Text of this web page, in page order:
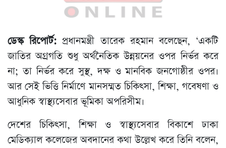
ডেস্ক রিপোর্ট:প্রধানমন্ত্রী তারেক রহমান বলেছেন, ‘একটি
জাতির অগ্রগতি শুধু অর্থনৈতিক উন্নয়নের ওপর নির্ভর করে
না; তা নির্ভর করে সুস্থ, দক্ষ ও মানবিক জনগোষ্ঠীর ওপর।
আর সেই ভিত্তি নির্মাণে মানসম্মত চিকিৎসা, শিক্ষা, গবেষণা ও
আধুনিক স্বাস্থ্যসেবার ভূমিকা অপরিসীম।
দেশের চিকিৎসা, শিক্ষা ও স্বাস্থ্যসেবার বিকাশে ঢাকা
মেডিক্যাল কলেজের অবদানের কথা উল্লেখ করে তিনি বলেন,